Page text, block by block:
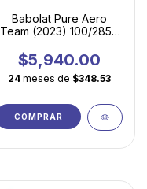
Babolat Pure Aero
Team (2023) 100/285 |
Moderno
$5,940.00
24 meses de $348.53
COMPRAR